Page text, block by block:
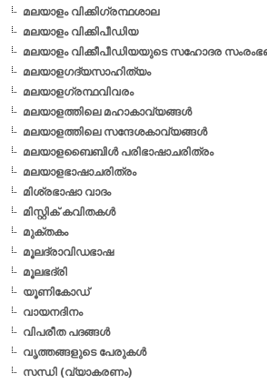
മലയാളം വിക്കിഗ്രന്ഥശാല
മലയാളം വിക്കിപീഡിയ
മലയാളം വിക്കീപീഡിയയുടെ സഹോദര
മലയാളഗദ്യസാഹിത്യം
മലയാളഗ്രന്ഥവിവരം
മലയാളത്തിലെ മഹാകാവ്യങ്ങള്‍
മലയാളത്തിലെ സന്ദേശകാവ്യങ്ങള്‍
മലയാളബൈബിള്‍ പരിഭാഷാചരിത്രം
മലയാളഭാഷാചരിത്രം
മിശ്രഭാഷാ വാദം
മിസ്റ്റിക് കവിതകള്‍
മുക്തകം
മൂലദ്രാവിഡഭാഷ
മൂലഭദ്രി
യൂണികോഡ്
വായനദിനം
വിപരീത പദങ്ങള്‍
വൃത്തങ്ങളുടെ പേരുകള്‍
സന്ധി (വ്യാകരണം)